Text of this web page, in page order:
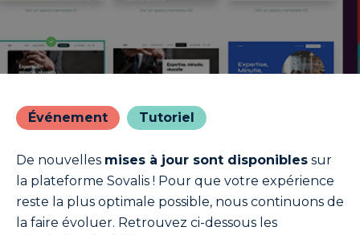
Événement Tutoriel
De nouvelles mises à jour sont disponibles sur
la plateforme Sovalis ! Pour que votre expérience
reste la plus optimale possible, nous continuons de
la faire évoluer. Retrouvez ci-dessous les